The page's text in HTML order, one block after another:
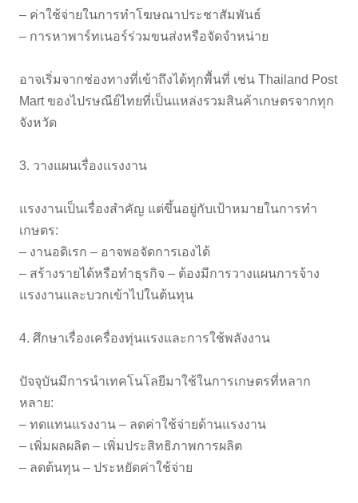
– ค่าใช้จ่ายในการทำโฆษณาประชาสัมพันธ์
– การหาพาร์ทเนอร์ร่วมขนส่งหรือจัดจำหน่าย
อาจเริ่มจากช่องทางที่เข้าถึงได้ทุกพื้นที่ เช่น Thailand Post
Mart ของไปรษณีย์ไทยที่เป็นแหล่งรวมสินค้าเกษตรจากทุก
จังหวัด
3. วางแผนเรื่องแรงงาน
แรงงานเป็นเรื่องสำคัญ แต่ขึ้นอยู่กับเป้าหมายในการทำ
เกษตร:
– งานอดิเรก – อาจพอจัดการเองได้
– สร้างรายได้หรือทำธุรกิจ – ต้องมีการวางแผนการจ้าง
แรงงานและบวกเข้าไปในต้นทุน
4. ศึกษาเรื่องเครื่องทุ่นแรงและการใช้พลังงาน
ปัจจุบันมีการนำเทคโนโลยีมาใช้ในการเกษตรที่หลาก
หลาย:
– ทดแทนแรงงาน – ลดค่าใช้จ่ายด้านแรงงาน
– เพิ่มผลผลิต – เพิ่มประสิทธิภาพการผลิต
– ลดต้นทุน – ประหยัดค่าใช้จ่าย